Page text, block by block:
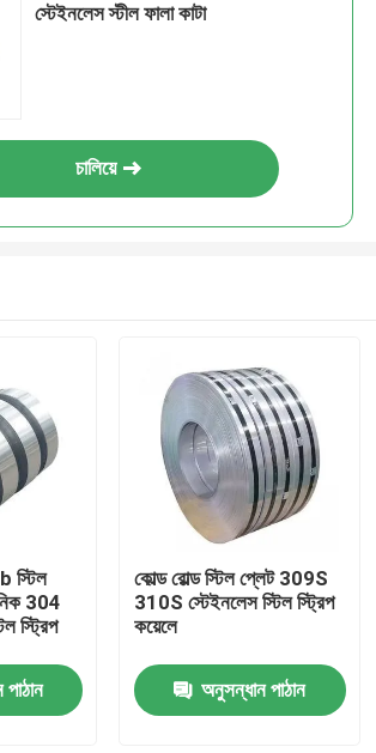
স্টেইনলেস স্টীল ফালা কাটা
চালিয়ে
স্টিল
304
স্ট্রিপ
কোল্ড রোল্ড স্টিল প্লেট 309S
310S স্টেইনলেস স্টিল স্ট্রিপ
কয়েলে
অনুসন্ধান পাঠান